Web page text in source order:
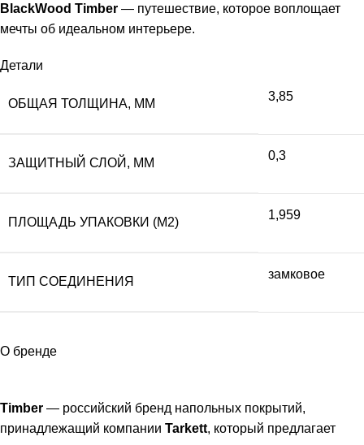
BlackWood Timber — путешествие, которое воплощает
мечты об идеальном интерьере.
Детали
ОБЩАЯ ТОЛЩИНА, ММ
3,85
ЗАЩИТНЫЙ СЛОЙ, ММ
0,3
ПЛОЩАДЬ УПАКОВКИ (М2)
1,959
ТИП СОЕДИНЕНИЯ
замковое
О бренде
Timber — российский бренд напольных покрытий,
принадлежащий компании Tarkett, который предлагает